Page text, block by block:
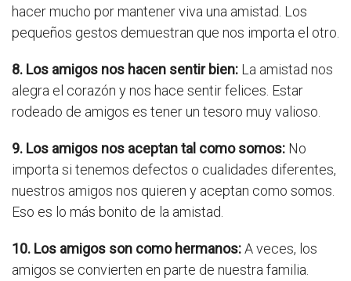
hacer mucho por mantener viva una amistad. Los
pequeños gestos demuestran que nos importa el otro.
8. Los amigos nos hacen sentir bien: La amistad nos
alegra el corazón y nos hace sentir felices. Estar
rodeado de amigos es tener un tesoro muy valioso.
9. Los amigos nos aceptan tal como somos: No
importa si tenemos defectos o cualidades diferentes,
nuestros amigos nos quieren y aceptan como somos.
Eso es lo más bonito de la amistad.
10. Los amigos son como hermanos:A veces, los
amigos se convierten en parte de nuestra familia.